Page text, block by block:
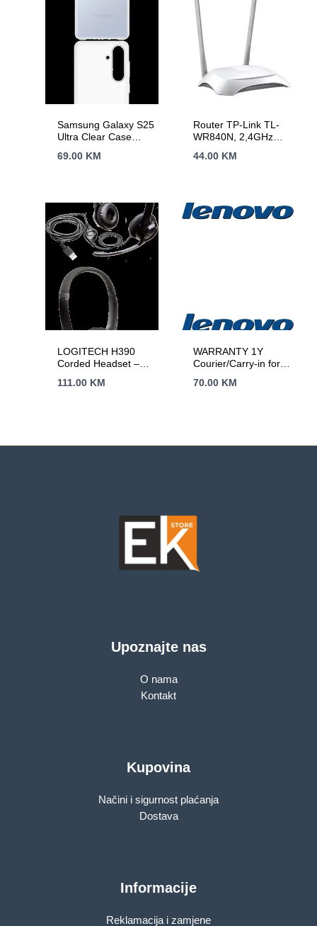
Samsung Galaxy S25
Ultra Clear Case
69.00 KM
Router TP-Link TL-
WR840N, 2,4GHz
4 x 10/100Mbps LAN
Directional Antenna 2
x 5dBi
44.00 KM
LOGITECH H390
Corded Headset –
111.00 KM
WARRANTY 1Y
Courier/Carry-in for
IdeaPad, IdeaPad
70.00 KM
Upoznajte nas
O nama
Kontakt
Kupovina
Načini i sigurnost plaćanja
Dostava
Informacije
Reklamacija i zamjene